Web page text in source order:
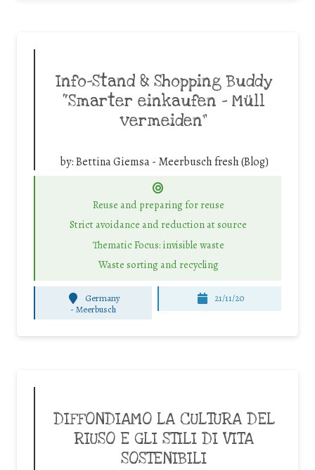
Info-Stand & Shopping Buddy
“Smarter einkaufen – Müll
vermeiden”
by:Bettina Giemsa - Meerbusch fresh (Blog)
Reuse and preparing for reuse
Strict avoidance and reduction at source
Thematic Focus: invisible waste
Waste sorting and recycling
Germany
-Meerbusch
21/11/20
DIFFONDIAMO LA CULTURA DEL
RIUSO E GLI STILI DI VITA
SOSTENIBILI